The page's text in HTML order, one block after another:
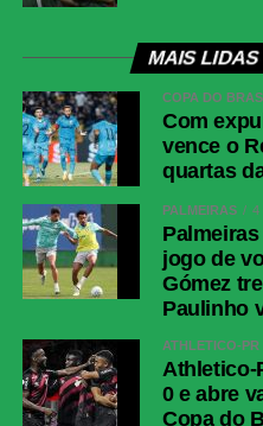
MAIS
COPA DO
Com
vence o
quartas
PALMEIRAS 4
jogo de
Gómez
Paulinho
ATHLETICO-PR
Athletico-
0 e abre
Copa do